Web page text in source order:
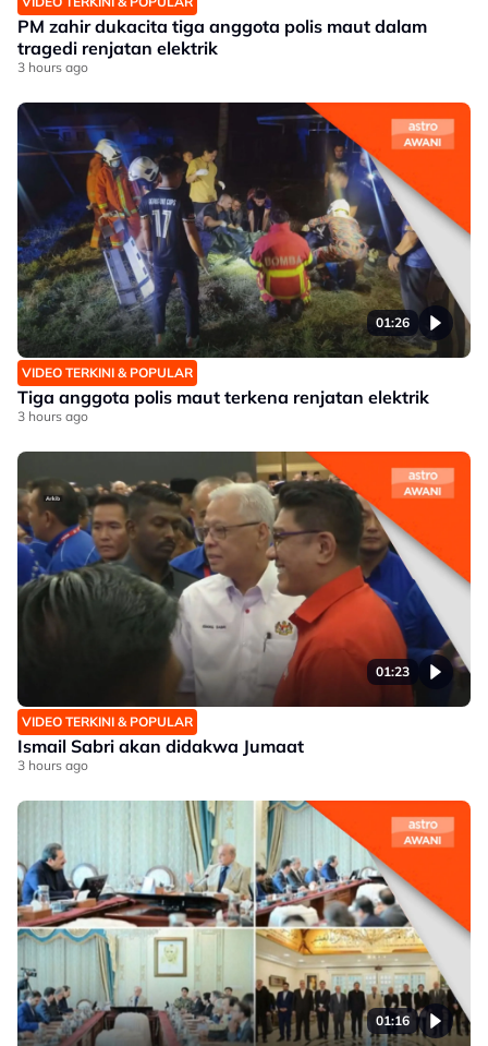
PM zahir dukacita tiga anggota polis maut dalam
tragedi renjatan elektrik
3 hours ago
01:26
VIDEO TERKINI & POPULAR
Tiga anggota polis maut terkena renjatan elektrik
3 hours ago
01:23
VIDEO TERKINI & POPULAR
Ismail Sabri akan didakwa Jumaat
3 hours ago
01:16